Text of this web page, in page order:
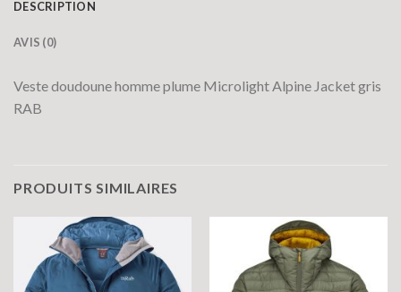
DESCRIPTION
AVIS (0)
Veste doudoune homme plume Microlight Alpine Jacket gris
RAB
PRODUITS SIMILAIRES